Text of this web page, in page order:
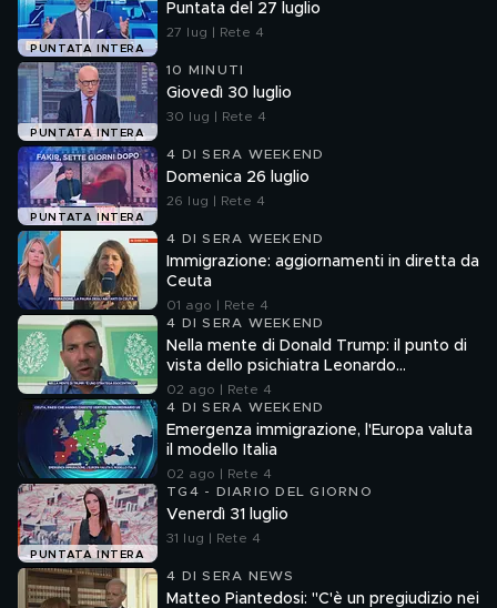
PUNTATA INTERA
Puntata del 27 luglio
27 lug | Rete 4
PUNTATA INTERA
10 MINUTI
Giovedì 30 luglio
30 lug | Rete 4
PUNTATA INTERA
4 DI SERA WEEKEND
Domenica 26 luglio
26 lug | Rete 4
4 DI SERA WEEKEND
Immigrazione: aggiornamenti in diretta da
Ceuta
01 ago | Rete 4
4 DI SERA WEEKEND
Nella mente di Donald Trump: il punto di
vista dello psichiatra Leonardo
Mendolicchio
02 ago | Rete 4
4 DI SERA WEEKEND
Emergenza immigrazione, l'Europa valuta
il modello Italia
02 ago | Rete 4
PUNTATA INTERA
TG4 - DIARIO DEL GIORNO
Venerdì 31 luglio
31 lug | Rete 4
4 DI SERA NEWS
Matteo Piantedosi: "C'è un pregiudizio nei